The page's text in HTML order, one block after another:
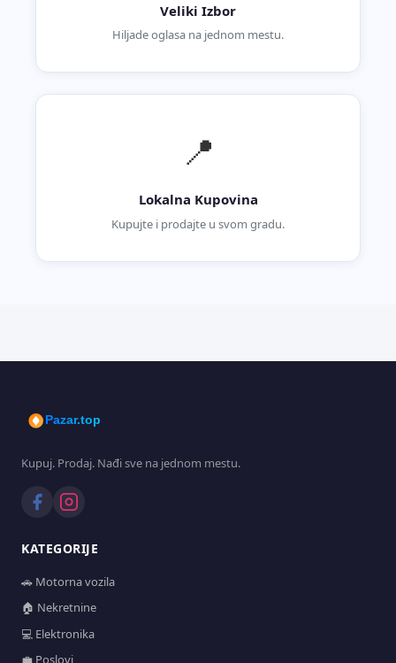
Veliki Izbor
Hiljade oglasa na jednom mestu.
📍
Lokalna Kupovina
Kupujte i prodajte u svom gradu.
Pazar.top
Kupuj. Prodaj. Nađi sve na jednom mestu.
KATEGORIJE
🚗 Motorna vozila
🏠 Nekretnine
💻 Elektronika
💼 Poslovi